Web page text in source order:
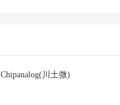
Chipanalog(川土微)